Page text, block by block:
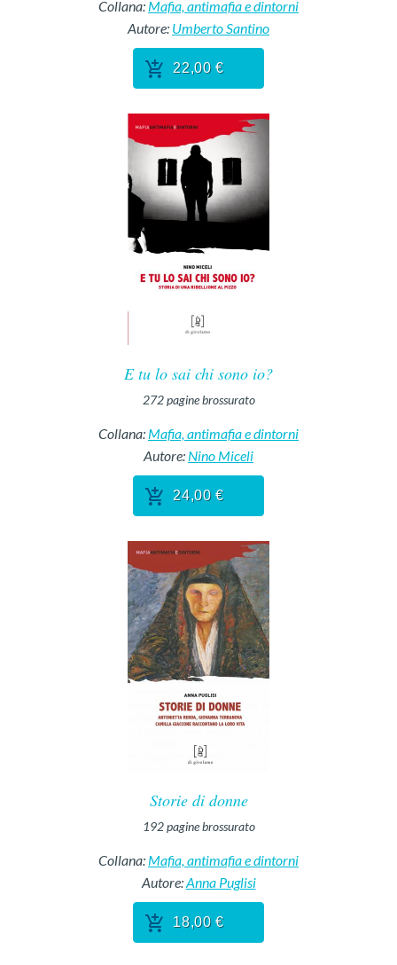
Collana: Mafia, antimafia e dintorni
Autore: Umberto Santino
22,00 €
E tu lo sai chi sono io?
272pagine brossurato
Collana: Mafia, antimafia e dintorni
Autore: Nino Miceli
24,00 €
Storie di donne
192pagine brossurato
Collana: Mafia, antimafia e dintorni
Autore:Anna Puglisi
18,00 €